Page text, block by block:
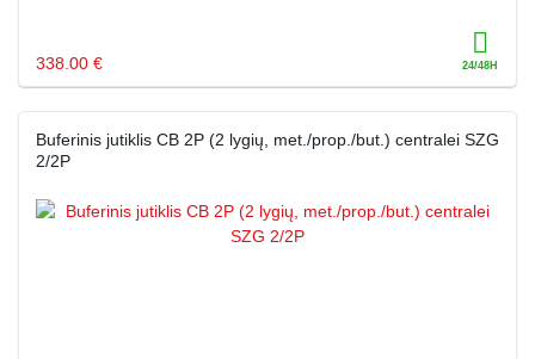
338.00 €
Buferinis jutiklis CB 2P (2 lygių, met./prop./but.) centralei SZG
2/2P